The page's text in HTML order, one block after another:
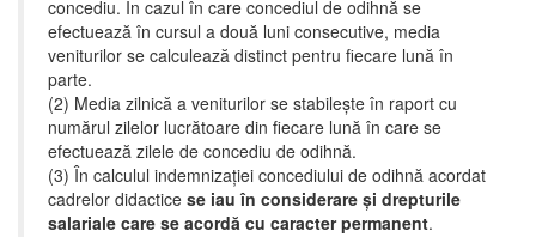
concediu. În cazul în care concediul de odihnă se
efectuează în cursul a două luni consecutive, media
veniturilor se calculează distinct pentru fiecare lună în
parte.
(2) Media zilnică a veniturilor se stabilește în raport cu
numărul zilelor lucrătoare din fiecare lună în care se
efectuează zilele de concediu de odihnă.
(3) În calculul indemnizației concediului de odihnă acordat
cadrelor didactice se iau în considerare și drepturile
salariale care se acordă cu caracter permanent.